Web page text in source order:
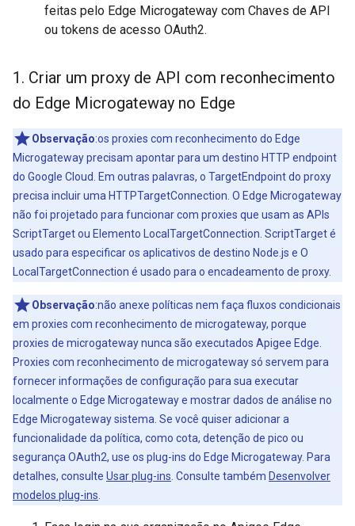
feitas pelo Edge Microgateway com Chaves de API
ou tokens de acesso OAuth2.
1 . Criar um proxy de API com reconhecimento
do Edge Microgateway no Edge
Observação:os proxies com reconhecimento do Edge
Microgateway precisam apontar para um destino HTTP endpoint
do Google Cloud. Em outras palavras, o TargetEndpoint do proxy
precisa incluir uma HTTPTargetConnection. O Edge Microgateway
não foi projetado para funcionar com proxies que usam as APIs
ScriptTarget ou Elemento LocalTargetConnection. ScriptTarget é
usado para especificar os aplicativos de destino Node.js e O
LocalTargetConnection é usado para o encadeamento de proxy.
Observação:não anexe políticas nem faça fluxos condicionais
em proxies com reconhecimento de microgateway, porque
proxies de microgateway nunca são executados Apigee Edge.
Proxies com reconhecimento de microgateway só servem para
fornecer informações de configuração para sua executar
localmente o Edge Microgateway e mostrar dados de análise no
Edge Microgateway sistema. Se você quiser adicionar a
funcionalidade da política, como cota, detenção de pico ou
segurança OAuth2, use os plug-ins do Edge Microgateway. Para
detalhes, consulte Usar plug-ins . Consulte também Desenvolver
modelos plug-ins